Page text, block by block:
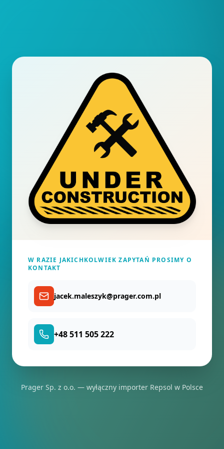
W RAZIE JAKICHKOLWIEK ZAPYTAŃ PROSIMY O
KONTAKT
jacek.maleszyk@prager.com.pl
+48 511 505 222
Prager Sp. z o.o. — wyłączny importer Repsol w Polsce